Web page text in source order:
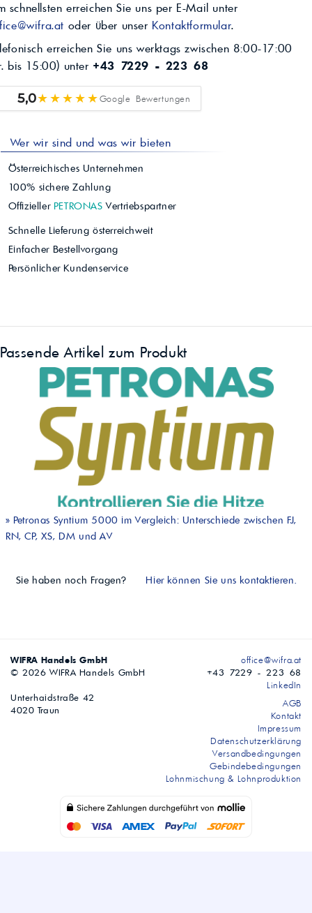
schnellsten erreichen Sie uns per E-Mail unter
oder über unser Kontaktformular.
erreichen Sie uns werktags zwischen 8:00-17:00
bis 15:00) unter +43 7229 - 223 68
5,0★★★★★Google Bewertungen
Wer wir sind und was wir bieten
Österreichisches Unternehmen
100% sichere Zahlung
Offizieller PETRONAS Vertriebspartner
Schnelle Lieferung österreichweit
Einfacher Bestellvorgang
Persönlicher Kundenservice
Passende Artikel zum Produkt
» Petronas Syntium 5000 im Vergleich: Unterschiede zwischen FJ,
RN, CP, XS, DM und AV
Sie haben noch Fragen? Hier können Sie uns kontaktieren.
WIFRA Handels GmbH
© 2026 WIFRA Handels GmbH
Unterhaidstraße 42
4020 Traun
office@wifra.at
+43 7229 - 223 68
LinkedIn
AGB
Kontakt
Impressum
Datenschutzerklärung
Versandbedingungen
Gebindebedingungen
Lohnmischung & Lohnproduktion